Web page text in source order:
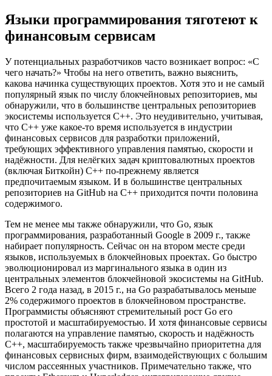
Языки программирования тяготеют к
финансовым сервисам
У потенциальных разработчиков часто возникает вопрос: «С
чего начать?» Чтобы на него ответить, важно выяснить,
какова начинка существующих проектов. Хотя это и не самый
популярный язык по числу блокчейновых репозиториев, мы
обнаружили, что в большинстве центральных репозиториев
экосистемы используется C++. Это неудивительно, учитывая,
что C++ уже какое-то время используется в индустрии
финансовых сервисов для разработки приложений,
требующих эффективного управления памятью, скорости и
надёжности. Для нелёгких задач криптовалютных проектов
(включая Биткойн) C++ по-прежнему является
предпочитаемым языком. И в большинстве центральных
репозиториев на GitHub на C++ приходится почти половина
содержимого.
Тем не менее мы также обнаружили, что Go, язык
программирования, разработанный Google в 2009 г., также
набирает популярность. Сейчас он на втором месте среди
языков, используемых в блокчейновых проектах. Go быстро
эволюционировал из маргинального языка в один из
центральных элементов блокчейновой экосистемы на GitHub.
Всего 2 года назад, в 2015 г., на Go разрабатывалось меньше
2% содержимого проектов в блокчейновом пространстве.
Программисты объясняют стремительный рост Go его
простотой и масштабируемостью. И хотя финансовые сервисы
полагаются на управление памятью, скорость и надёжность
C++, масштабируемость также чрезвычайно приоритетна для
финансовых сервисных фирм, взаимодействующих с большим
числом рассеянных участников. Примечательно также, что